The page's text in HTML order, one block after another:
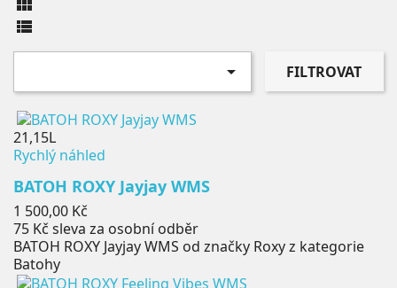


 FILTROVAT
21,15L
Rychlý náhled
BATOH ROXY Jayjay WMS
Cena
1 500,00 Kč
75 Kč sleva za osobní odběr
BATOH ROXY Jayjay WMS od značky Roxy z kategorie
Batohy